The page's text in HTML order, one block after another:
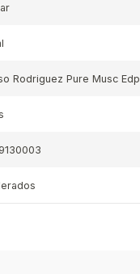
Rodriguez Pure Musc Edp